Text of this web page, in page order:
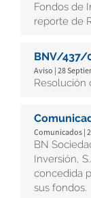
Fondos de
reporte de
BNV/
Aviso | 28
Resolución
Comunicados |
BN
Inversión,
concedida
sus fondos.